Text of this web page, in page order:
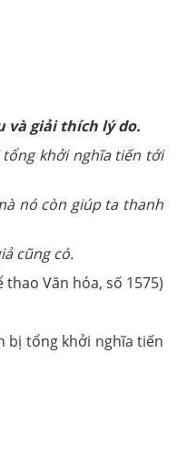
và giải thích lý do.
khởi nghĩa tiến tới
nó còn giúp ta thanh
cũng có.
thao Văn hóa, số 1575)
bị tổng khởi nghĩa tiến